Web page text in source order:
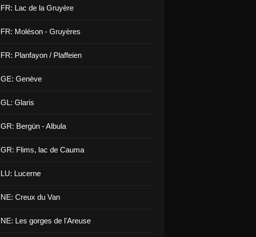
FR: Lac de la Gruyère
FR: Moléson - Gruyères
FR: Planfayon / Plaffeien
GE: Genève
GL: Glaris
GR: Bergün - Albula
GR: Flims, lac de Cauma
LU: Lucerne
NE: Creux du Van
NE: Les gorges de l'Areuse